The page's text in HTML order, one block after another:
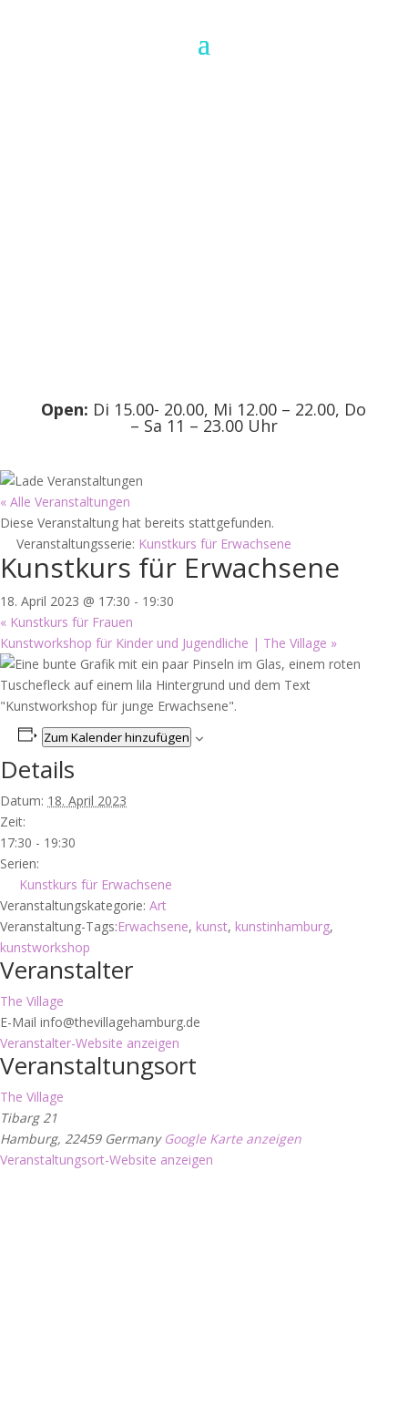
Open: Di 15.00- 20.00, Mi 12.00 – 22.00, Do
– Sa 11 – 23.00 Uhr
« Alle Veranstaltungen
Diese Veranstaltung hat bereits stattgefunden.
Veranstaltungsserie: Kunstkurs für Erwachsene
Kunstkurs für Erwachsene
18. April 2023 @ 17:30 - 19:30
« Kunstkurs für Frauen
Kunstworkshop für Kinder und Jugendliche | The Village »
Zum Kalender hinzufügen
Details
Datum: 18. April 2023
Zeit:
17:30 - 19:30
Serien:
Kunstkurs für Erwachsene
Veranstaltungskategorie: Art
Veranstaltung-Tags:Erwachsene, kunst, kunstinhamburg,
kunstworkshop
Veranstalter
The Village
E-Mail info@thevillagehamburg.de
Veranstalter-Website anzeigen
Veranstaltungsort
The Village
Tibarg 21
Hamburg, 22459 Germany Google Karte anzeigen
Veranstaltungsort-Website anzeigen